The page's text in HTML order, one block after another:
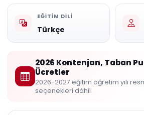
EĞITIM DILI
Türkçe
2026 Kontenjan, Taban
Ücretler
2026-2027 eğitim öğretim yılı
seçenekleri dâhil